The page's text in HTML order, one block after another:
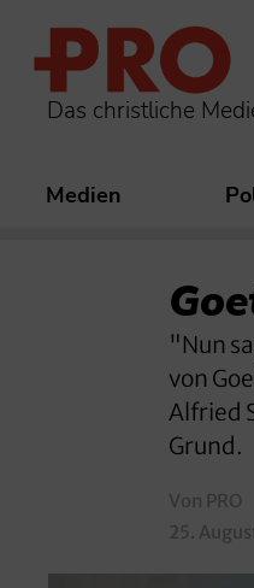
Das christliche
Medien
"Nun
von
Alfried
Grund.
Von PRO
25.